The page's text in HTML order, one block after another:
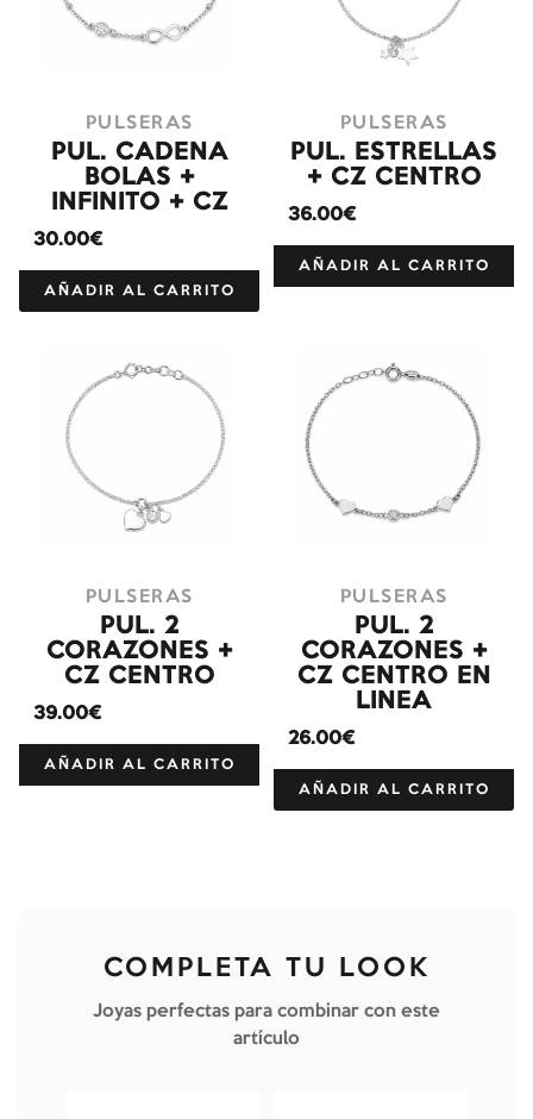
PULSERAS
PUL. CADENA
BOLAS +
INFINITO + CZ
30.00€
AÑADIR AL CARRITO
PULSERAS
PUL. ESTRELLAS
+ CZ CENTRO
36.00€
AÑADIR AL CARRITO
PULSERAS
PUL. 2
CORAZONES +
CZ CENTRO
39.00€
AÑADIR AL CARRITO
PULSERAS
PUL. 2
CORAZONES +
CZ CENTRO EN
LINEA
26.00€
AÑADIR AL CARRITO
COMPLETA TU LOOK
Joyas perfectas para combinar con este
artículo